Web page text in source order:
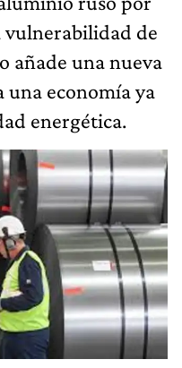
vulnerabilidad de
añade una nueva
una economía ya
energética.